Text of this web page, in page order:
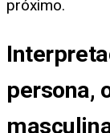
próximo.
persona,